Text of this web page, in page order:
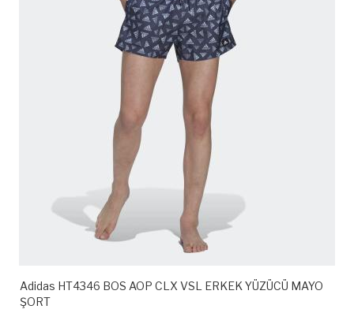
Adidas HT4346 BOS AOP CLX VSL ERKEK YÜZÜCÜ MAYO
ŞORT